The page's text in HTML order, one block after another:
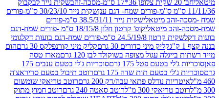
שקית נייר לבקבוק
שקית נייר 30/23/10 ס"מ-פורים
זהב מיטאלי
שקית נייר 38.5/31/11 ס"מ-פורים
מיטאלי
קופ' קרטון חלון 18/15/8 ס"מ -פורים שמח-דגם
שקית קרטון 24.5/19/8 ס"מ-פורים שמח-דגם בועות דקל
גומי
קליק מיני כדורים 30 גרם
קליק מיני קורנפלקס 30 גרם
הום
עגול מצופה בשוקולד לבן 120 גרם
מארז טסה
בטעם פטל 175 גרם
סוכריות ג'לי בטעם ענבים 175
ג'לי בטעם תות שדה 175 גרם
רוטב תיבול בטעם סריראצ'ה
נודלס פתאי עבה/דק 200 גרם
רוטב טריאקי שומשום
טריאקי 300 מ"ל
רוטב סאטה 240 גרם
רוטב חמוץ מתוק